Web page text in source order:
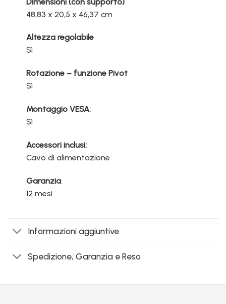
48,83 x 20,5 x 46,37 cm
Altezza regolabile
Sì
Rotazione – funzione Pivot
Sì
Montaggio VESA:
Sì
Accessori inclusi:
Cavo di alimentazione
Garanzia:
12 mesi
Informazioni aggiuntive
Spedizione, Garanzia e Reso